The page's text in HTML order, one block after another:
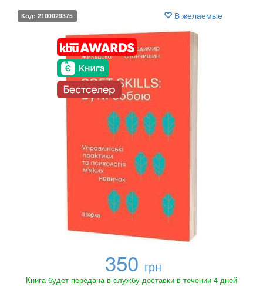
Код: 2100029375 В желаемые
350 грн
Книга будет передана в службу доставки в течении 4 дней